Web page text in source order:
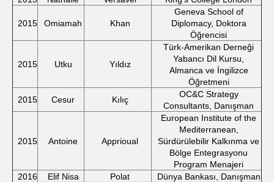
2015 Omiamah Khan
Geneva School of
Diplomacy, Doktora
Öğrencisi
2015 Utku Yıldız
Türk-Amerikan Derneği
Yabancı Dil Kursu,
Almanca ve İngilizce
Öğretmeni
2015
Cesur Kılıç
OC&C Strategy
Consultants, Danışman
2015 Antoine Apprioual
European Institute of the
Mediterranean,
Sürdürülebilir Kalkınma ve
Bölge Entegrasyonu
Program Menajeri
2016
Elif Nisa Polat
Dünya Bankası, Danışman